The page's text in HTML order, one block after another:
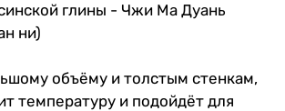
глины - Чжи Ма Дуань
ни)
объёму и толстым стенкам,
температуру и подойдёт для